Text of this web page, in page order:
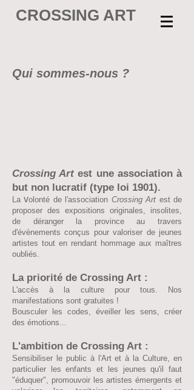
CROSSING ART
Qui sommes-nous ?
Crossing Art est une association à
but non lucratif (type loi 1901).
La volonté de l'association Crossing Art est de
proposer des expositions originales, insolites,
de déranger la province au travers
d'évènements conçus pour valoriser de jeunes
artistes tout en rendant hommage aux maîtres
oubliés.
La priorité de Crossing Art :
L'accès à la culture pour tous. Nos
manifestations sont gratuites !
Bousculer les codes, éveiller les sens, créer
des émotions...
L'ambition de Crossing Art :
Sensibiliser le public à l'Art et à la Culture, en
particulier les enfants et les jeunes qu'il faut
"éduquer", promouvoir les artistes émergents et